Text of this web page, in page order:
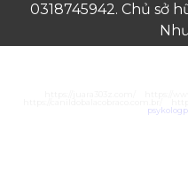
0318745942. Chủ sở